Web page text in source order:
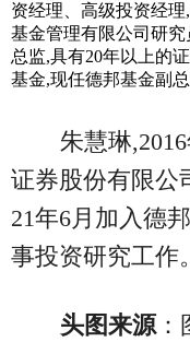
资经理、高级投资经
基金管理有限公司研
总监,具有20年以上的
基金,现任德邦基金副
朱慧琳
证券股份有限公
21年6月加入德
事投资研究工作
头图来源：